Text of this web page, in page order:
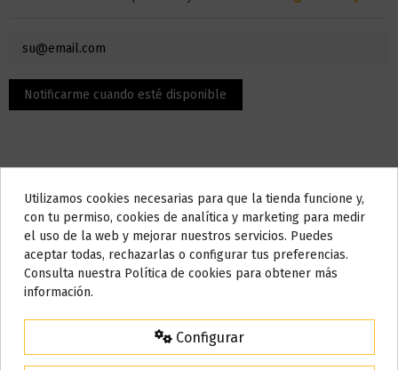
Descripción
puedes añadir nicotina o nicokit sin nicotina para llenarlo hasta
Do not show again.
AVISO IMPORTANTE
Nos tomamos unos días
Todos los pedidos realizados desde el
15% de descuento
Utilizamos cookies necesarias para que la tienda funcione y,
con tu permiso, cookies de analítica y marketing para medir
el uso de la web y mejorar nuestros servicios. Puedes
aceptar todas, rechazarlas o configurar tus preferencias.
Consulta nuestra Política de cookies para obtener más
información.
Configurar